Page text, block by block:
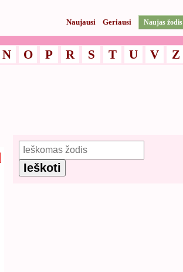
Naujausi Geriausi Naujas žodis
N O P R S T U V Z